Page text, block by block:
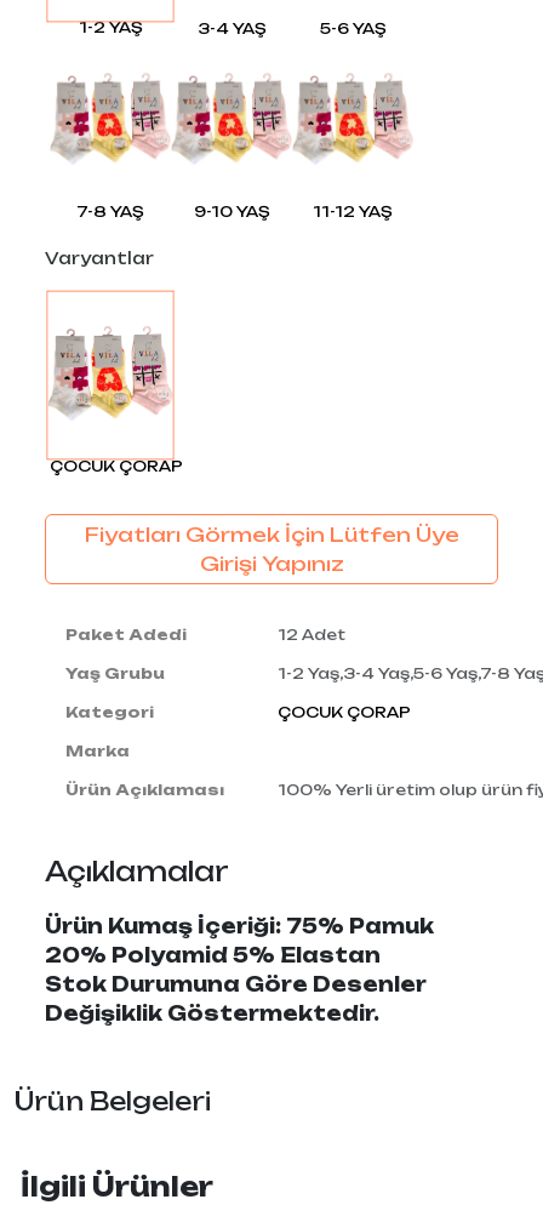
1-2 YAŞ 3-4 YAŞ 5-6 YAŞ
7-8 YAŞ 9-10 YAŞ 11-12 YAŞ
Varyantlar
ÇOCUK ÇORAP
Fiyatları Görmek İçin Lütfen Üye
Girişi Yapınız
Paket Adedi 12 Adet
Yaş Grubu 1-2 Yaş,3-4 Yaş,5-6 Yaş,7-8
Kategori ÇOCUK ÇORAP
Marka
Ürün Açıklaması 100% Yerli üretim olup ürün
Açıklamalar
Ürün Kumaş İçeriği: 75% Pamuk
20% Polyamid 5% Elastan
Stok Durumuna Göre Desenler
Değişiklik Göstermektedir.
Ürün Belgeleri
İlgili Ürünler